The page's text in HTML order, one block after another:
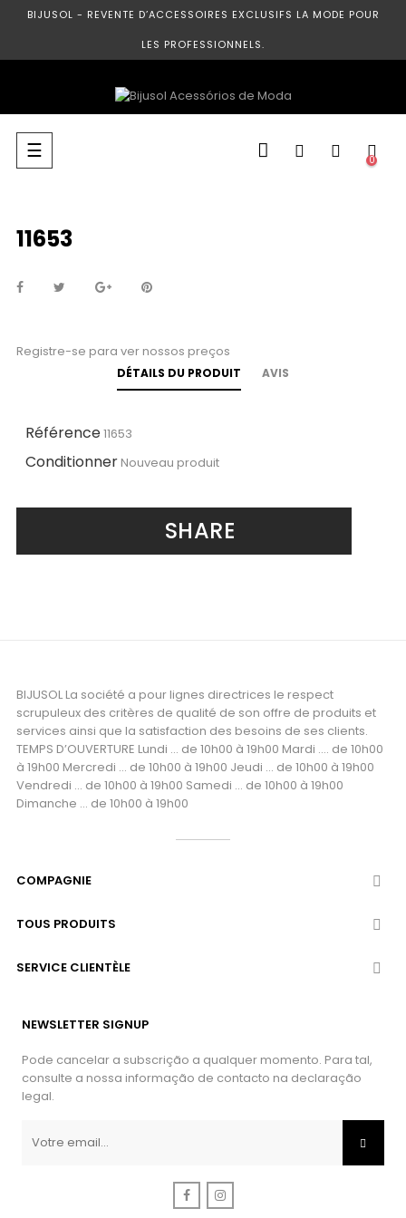
BIJUSOL - REVENTE D’ACCESSOIRES EXCLUSIFS LA MODE POUR
LES PROFESSIONNELS.
Basculer
la
☰ 0
11653
Registre-se para ver nossos preços
DÉTAILS DU PRODUIT AVIS
Référence11653
Conditionner Nouveau produit
SHARE
BIJUSOL La société a pour lignes directrices le respect
scrupuleux des critères de qualité de son offre de produits et
services ainsi que la satisfaction des besoins de ses clients.
TEMPS D’OUVERTURE Lundi ... de 10h00 à 19h00 Mardi .... de 10h00
à 19h00 Mercredi ... de 10h00 à 19h00 Jeudi ... de 10h00 à 19h00
Vendredi ... de 10h00 à 19h00 Samedi ... de 10h00 à 19h00
Dimanche ... de 10h00 à 19h00
COMPAGNIE 
TOUS PRODUITS 
SERVICE CLIENTÈLE 
NEWSLETTER SIGNUP
Pode cancelar a subscrição a qualquer momento. Para tal,
consulte a nossa informação de contacto na declaração
legal.
Facebook